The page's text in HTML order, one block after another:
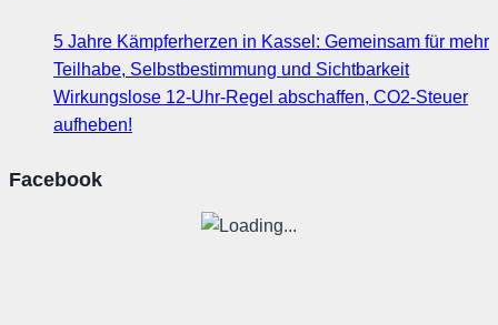
5 Jahre Kämpferherzen in Kassel: Gemeinsam für mehr
Teilhabe, Selbstbestimmung und Sichtbarkeit
Wirkungslose 12-Uhr-Regel abschaffen, CO2-Steuer
aufheben!
Facebook